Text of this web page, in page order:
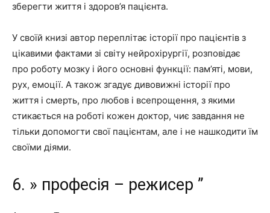
зберегти життя і здоров’я пацієнта.
У своїй книзі автор переплітає історії про пацієнтів з
цікавими фактами зі світу нейрохірургії, розповідає
про роботу мозку і його основні функції: пам’яті, мови,
рух, емоції. А також згадує дивовижні історії про
життя і смерть, про любов і всепрощення, з якими
стикається на роботі кожен доктор, чиє завдання не
тільки допомогти свої пацієнтам, але і не нашкодити їм
своїми діями.
6. » професія – режисер ”